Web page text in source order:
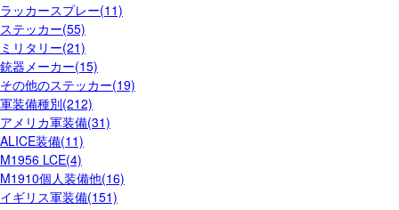
ラッカースプレー(11)
ステッカー(55)
ミリタリー(21)
銃器メーカー(15)
その他のステッカー(19)
軍装備種別(212)
アメリカ軍装備(31)
ALICE装備(11)
M1956 LCE(4)
M1910個人装備他(16)
イギリス軍装備(151)